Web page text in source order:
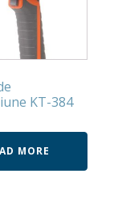
KT-384
MORE